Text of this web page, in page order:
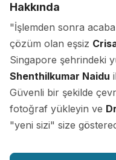
Hakkında
"İşlemden sonra
çözüm olan eşsiz
Singapore şehrindeki
Shenthilkumar Naidu
Güvenli bir şekilde
fotoğraf yükleyin ve
"yeni sizi" size